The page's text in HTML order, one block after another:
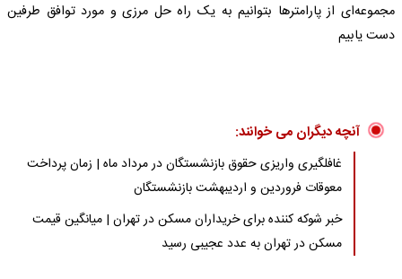
مجموعه‌ای از پارامترها بتوانیم به یک راه حل مرزی و مورد توافق طرفین
دست یابیم
آنچه دیگران می خوانند:
غافلگیری واریزی حقوق بازنشستگان در مرداد ماه | زمان پرداخت
معوقات فروردین و اردیبهشت بازنشستگان
خبر شوکه کننده برای خریداران مسکن در تهران | میانگین قیمت
مسکن در تهران به عدد عجیبی رسید